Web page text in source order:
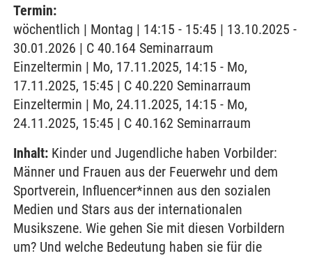
Termin:
wöchentlich | Montag | 14:15 - 15:45 | 13.10.2025 -
30.01.2026 | C 40.164 Seminarraum
Einzeltermin | Mo, 17.11.2025, 14:15 - Mo,
17.11.2025, 15:45 | C 40.220 Seminarraum
Einzeltermin | Mo, 24.11.2025, 14:15 - Mo,
24.11.2025, 15:45 | C 40.162 Seminarraum
Inhalt: Kinder und Jugendliche haben Vorbilder:
Männer und Frauen aus der Feuerwehr und dem
Sportverein, Influencer*innen aus den sozialen
Medien und Stars aus der internationalen
Musikszene. Wie gehen Sie mit diesen Vorbildern
um? Und welche Bedeutung haben sie für die